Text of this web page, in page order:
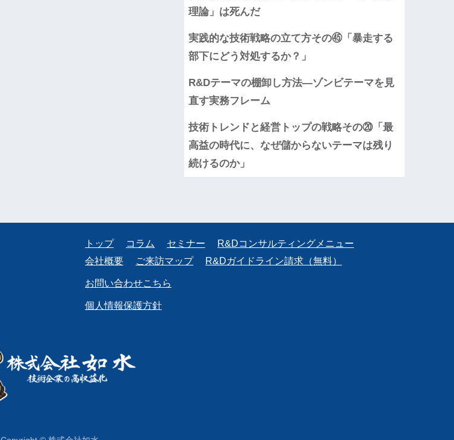
理論」は死んだ
実践的な技術戦略の立て方その㊺「暴走する
部下にどう対処するか？」
R&Dテーマの棚卸し方法―ゾンビテーマを見
直す実務フレーム
技術トレンドと経営トップの戦略その⑳「最
高益の時代に、なぜ儲からないテーマは残り
続けるのか」
トップ コラム セミナー
R&Dコンサルティングメニュー
会社概要
ご来訪マップ R&Dガイドライン請求（無料）
お問い合わせこちら
個人情報保護方針